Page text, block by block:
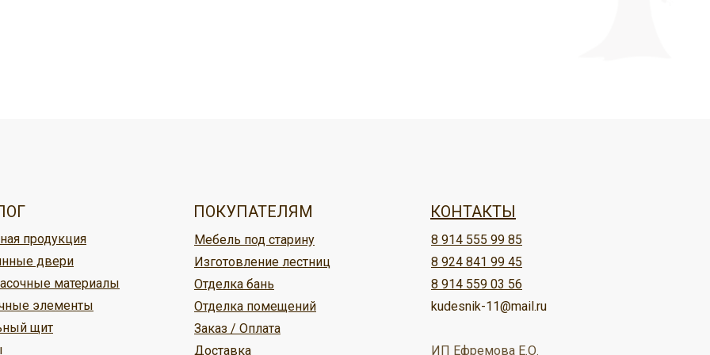
Кудесник
доставки,
Отделка бань
Изготовление лестниц
Мебель под старину
ПОКУПАТЕЛЯМ
двери
материалы
щит
элементы
продукция
kudesnik-11@mail.ru
8 914 559 03 56
8 914 555 99 85
8 924 841 99 45
КОНТАКТЫ
Отделка помещений
Заказ / Оплата
Доставка
ИП Ефремова Е.О.